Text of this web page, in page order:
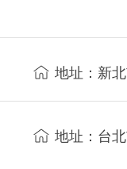
地址：新
地址：台